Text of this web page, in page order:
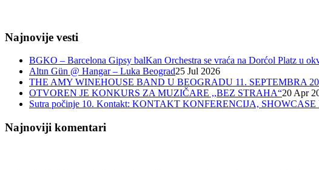
Najnovije vesti
BGKO – Barcelona Gipsy balKan Orchestra se vraća na Dorćol Platz u
Altın Gün @ Hangar – Luka Beograd25 Jul 2026
THE AMY WINEHOUSE BAND U BEOGRADU 11. SEPTEMBRA
OTVOREN JE KONKURS ZA MUZIČARE ,,BEZ STRAHA“20 Apr
Sutra počinje 10. Kontakt: KONTAKT KONFERENCIJA,
Najnoviji komentari